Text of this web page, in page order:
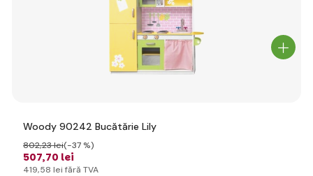
Woody 90242 Bucătărie Lily
507,70 lei
802,23 lei(-37 %)
419,58 lei fără TVA